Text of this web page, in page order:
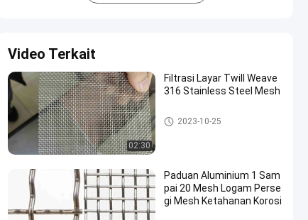
Video Terkait
02:30
Filtrasi Layar Twill Weave
316 Stainless Steel Mesh
ss anyaman wire mesh
2023-10-25
Paduan Aluminium 1 Sam
pai 20 Mesh Logam Perse
gi Mesh Ketahanan Korosi